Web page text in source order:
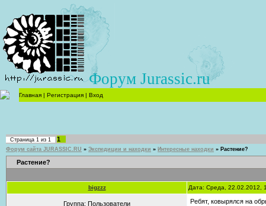
Форум Jurassic.ru
Главная | Регистрация | Вход
Страница 1 из 1 1
Форум сайта JURASSIC.RU » Экспедиции и находки » Интересные находки » Растение?
Растение?
bigzzz Дата: Среда, 22.02.2012,
Группа: Пользователи
Ребят, ковырялся на